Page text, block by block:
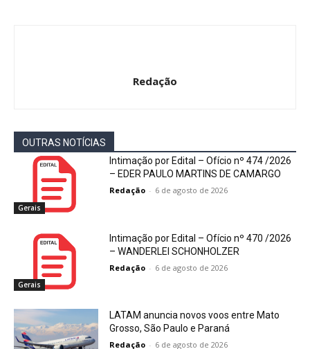
Redação
OUTRAS NOTÍCIAS
Gerais
Intimação por Edital – Ofício nº 474 /2026
– EDER PAULO MARTINS DE CAMARGO
Redação - 6 de agosto de 2026
Gerais
Intimação por Edital – Ofício nº 470 /2026
– WANDERLEI SCHONHOLZER
Redação - 6 de agosto de 2026
LATAM anuncia novos voos entre Mato
Grosso, São Paulo e Paraná
Redação - 6 de agosto de 2026